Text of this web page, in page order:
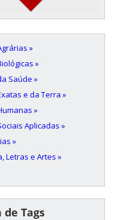
»
»
Saúde »
e da Terra »
»
Aplicadas »
»
Letras e Artes »
Tags